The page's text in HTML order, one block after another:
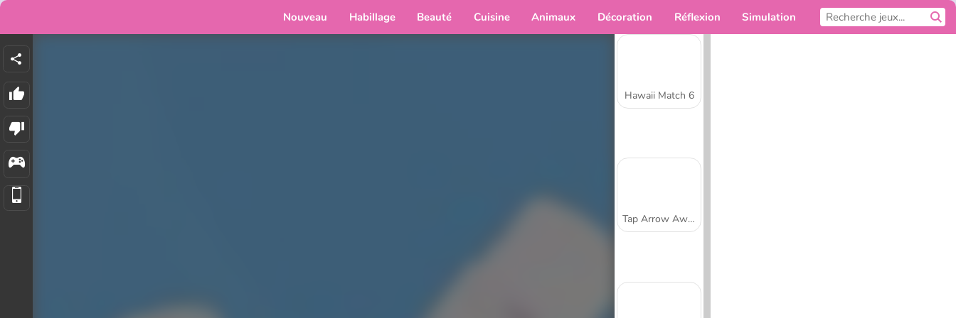
Nouveau Habillage Beauté Cuisine Animaux Décoration Réflexion Simulation
Hawaii Match 6
Tap Arrow Away